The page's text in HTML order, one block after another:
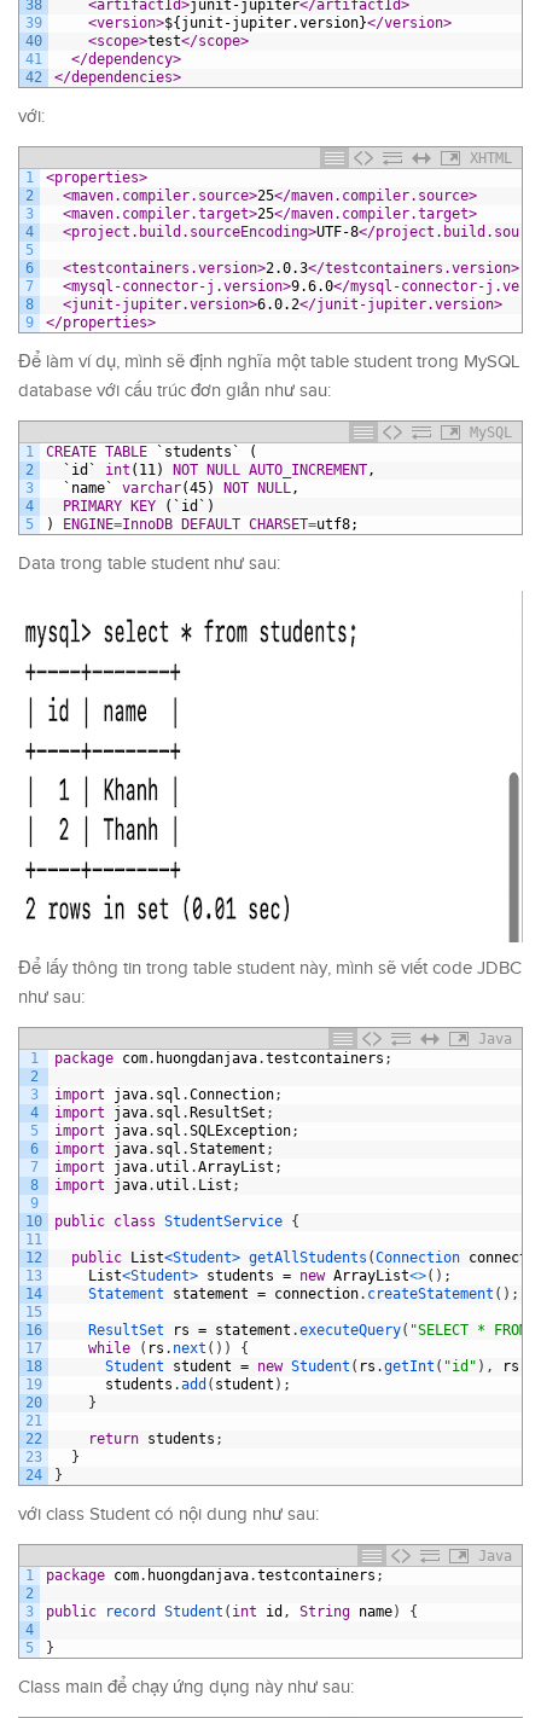
38
39
40
41
42
<artifactId>junit-jupiter</artifactId>
<version>${junit-jupiter.version}</version>
<scope>test</scope>
</dependency>
</dependencies>
với:
XHTML
1
2
3
4
5
6
7
8
9
<properties>
<maven.compiler.source>25</maven.compiler.source>
<maven.compiler.target>25</maven.compiler.target>
<project.build.sourceEncoding>UTF-8</
<testcontainers.version>2.0.3</testcontainers.version>
<mysql-connector-j.version>9.6.0</mysql-connector-
<junit-jupiter.version>6.0.2</junit-jupiter.version>
</properties>
Để làm ví dụ, mình sẽ định nghĩa một table student trong MySQL
database với cấu trúc đơn giản như sau:
MySQL
1
2
3
4
5
CREATE TABLE `students`
(
`id`
int (11) NOT NULL AUTO_INCREMENT ,
`name`
varchar(45) NOT NULL ,
PRIMARY KEY
(`id`)
)
ENGINE=InnoDB DEFAULT CHARSET=utf8;
Data trong table student như sau:
Để lấy thông tin trong table student này, mình sẽ viết code JDBC
như sau:
Java
1
2
3
4
5
6
7
8
9
10
11
12
13
14
15
16
17
18
19
20
21
22
23
24
package com. huongdanjava.testcontainers ;
import java. sql .Connection;
import
java. sql .ResultSet ;
import
java. sql .SQLException;
import
java. sql .Statement ;
import
java. util .ArrayList ;
import
java. util . List ;
public class StudentService {
public List<Student> getAllStudents (Connection
List<Student> students = new ArrayList<>( ) ;
Statement statement = connection. createStatement ( ) ;
ResultSet rs = statement .executeQuery( "SELECT *
while
( rs . next ( ) )
{
Student student = new Student ( rs .getInt ( "id" ) , rs
students .add ( student ) ;
}
return students ;
}
}
với class Student có nội dung như sau:
Java
1
2
3
4
5
package com. huongdanjava.testcontainers ;
public record Student ( int id , String name) {
}
Class main để chạy ứng dụng này như sau: